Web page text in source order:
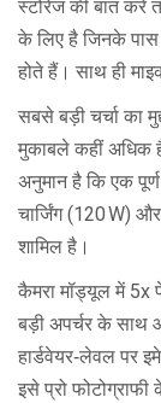
स्टोरेज की बात करें
के लिए है जिनके पास
होते हैं। साथ ही
सबसे बड़ी चर्चा का
मुकाबले कहीं अधिक
अनुमान है कि एक
चार्जिंग (120 W)
शामिल है।
कैमरा मॉड्यूल में 5x
बड़ी अपर्चर के साथ
हार्डवेयर‑लेवल पर
इसे प्रो